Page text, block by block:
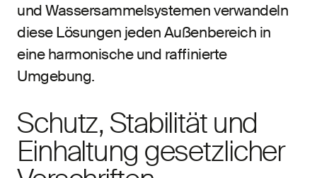
und Wassersammelsystemen verwandeln
diese Lösungen jeden Außenbereich in
eine harmonische und raffinierte
Umgebung.
Schutz, Stabilität und
Einhaltung gesetzlicher